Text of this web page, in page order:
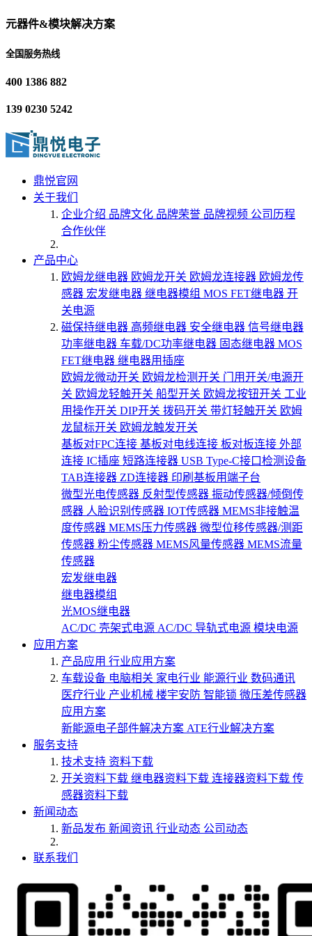
元器件&模块解决方案
全国服务热线
400 1386 882
139 0230 5242
鼎悦官网
关于我们
企业介绍 品牌文化 品牌荣誉 品牌视频 公司历程
合作伙伴
产品中心
欧姆龙继电器 欧姆龙开关 欧姆龙连接器 欧姆龙传
感器 宏发继电器 继电器模组 MOS FET继电器 开
关电源
磁保持继电器 高频继电器 安全继电器 信号继电器
功率继电器 车载/DC功率继电器 固态继电器 MOS
FET继电器 继电器用插座
欧姆龙微动开关 欧姆龙检测开关 门用开关/电源开
关 欧姆龙轻触开关 船型开关 欧姆龙按钮开关 工业
用操作开关 DIP开关 拨码开关 带灯轻触开关 欧姆
龙鼠标开关 欧姆龙触发开关
基板对FPC连接 基板对电线连接 板对板连接 外部
连接 IC插座 短路连接器 USB Type-C接口检测设备
TAB连接器 ZD连接器 印刷基板用端子台
微型光电传感器 反射型传感器 振动传感器/倾倒传
感器 人脸识别传感器 IOT传感器 MEMS非接触温
度传感器 MEMS压力传感器 微型位移传感器/测距
传感器 粉尘传感器 MEMS风量传感器 MEMS流量
传感器
宏发继电器
继电器模组
光MOS继电器
AC/DC 壳架式电源 AC/DC 导轨式电源 模块电源
应用方案
产品应用 行业应用方案
车载设备 电脑相关 家电行业 能源行业 数码通讯
医疗行业 产业机械 楼宇安防 智能锁 微压差传感器
应用方案
新能源电子部件解决方案 ATE行业解决方案
服务支持
技术支持 资料下载
开关资料下载 继电器资料下载 连接器资料下载 传
感器资料下载
新闻动态
新品发布 新闻资讯 行业动态 公司动态
联系我们